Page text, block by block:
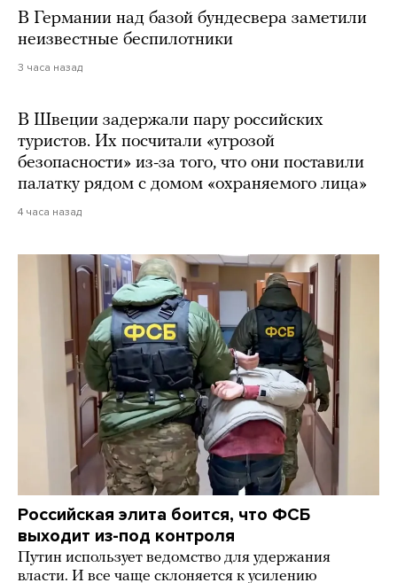
В Германии над базой бундесвера заметили
неизвестные беспилотники
3 часа назад
В Швеции задержали пару российских
туристов. Их посчитали «угрозой
безопасности» из-за того, что они поставили
палатку рядом с домом «охраняемого лица»
4 часа назад
Российская элита боится, что ФСБ
выходит из-под контроля
Путин использует ведомство для удержания
власти. И все чаще склоняется к усилению